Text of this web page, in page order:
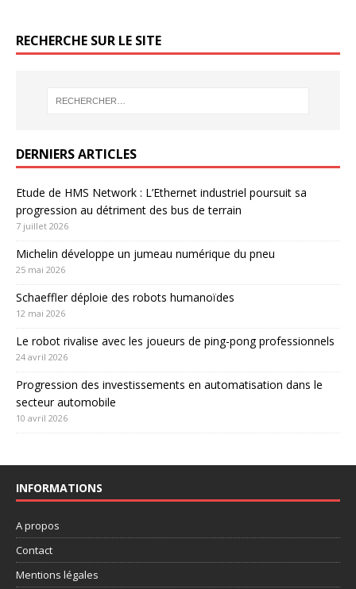
RECHERCHE SUR LE SITE
DERNIERS ARTICLES
Etude de HMS Network : L’Ethernet industriel poursuit sa
progression au détriment des bus de terrain
7 juillet 2026
Michelin développe un jumeau numérique du pneu
25 mai 2026
Schaeffler déploie des robots humanoïdes
12 mai 2026
Le robot rivalise avec les joueurs de ping-pong professionnels
24 avril 2026
Progression des investissements en automatisation dans le
secteur automobile
10 avril 2026
INFORMATIONS
A propos
Contact
Mentions légales